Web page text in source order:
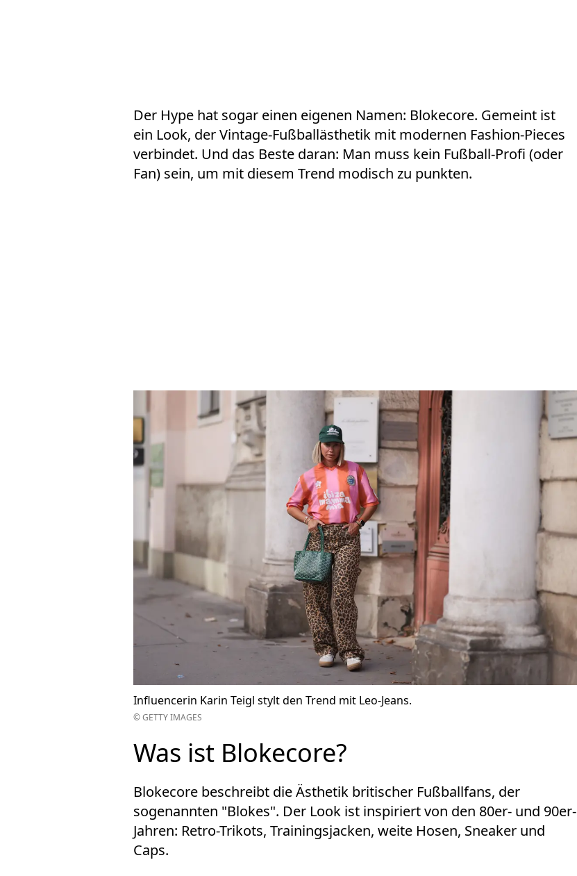
Der Hype hat sogar einen eigenen Namen: Blokecore. Gemeint ist
ein Look, der Vintage-Fußballästhetik mit modernen Fashion-Pieces
verbindet. Und das Beste daran: Man muss kein Fußball-Profi (oder
Fan) sein, um mit diesem Trend modisch zu punkten.
Influencerin Karin Teigl stylt den Trend mit Leo-Jeans.
© GETTY IMAGES
Was ist Blokecore?
Blokecore beschreibt die Ästhetik britischer Fußballfans, der
sogenannten "Blokes". Der Look ist inspiriert von den 80er- und 90er-
Jahren: Retro-Trikots, Trainingsjacken, weite Hosen, Sneaker und
Caps.